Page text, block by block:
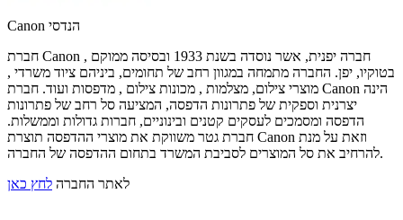
Canon הנדסי
חברת Canon , חברה יפנית, אשר נוסדה בשנת 1933 ובסיסה ממוקם
בטוקיו, יפן. החברה מתמחה במגוון רחב של תחומים, ביניהם ציוד משרדי ,
מוצרי צילום, מצלמות , מכונות צילום , מדפסות ועוד. חברת Canon הינה
יצרנית וספקית של פתרונות הדפסה, המציעה סל רחב של פתרונות
הדפסה ומסמכים לעסקים קטנים ובינוניים, חברות גדולות וממשלות.
חברת גטר משווקת את מוצרי ההדפסה תוצרת Canon וזאת על מנת
להרחיב את סל המוצרים לסביבת המשרד בתחום ההדפסה של החברה.
לאתר החברה לחץ כאן